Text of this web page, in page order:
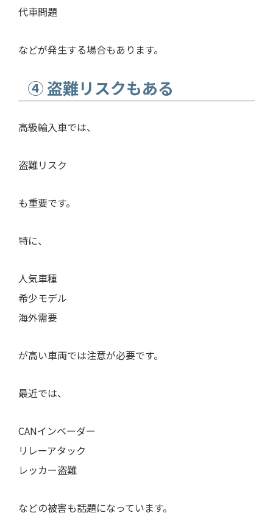
代車問題
などが発生する場合もあります。
④ 盗難リスクもある
高級輸入車では、
盗難リスク
も重要です。
特に、
人気車種
希少モデル
海外需要
が高い車両では注意が必要です。
最近では、
CANインベーダー
リレーアタック
レッカー盗難
などの被害も話題になっています。